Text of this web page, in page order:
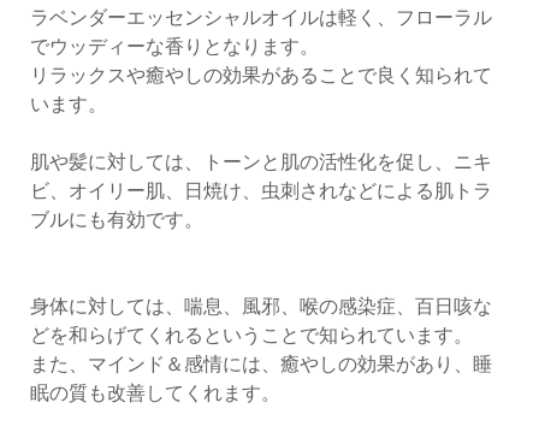
ラベンダーエッセンシャルオイルは軽く、フローラル
でウッディーな香りとなります。
リラックスや癒やしの効果があることで良く知られて
います。
肌や髪に対しては、トーンと肌の活性化を促し、ニキ
ビ、オイリー肌、日焼け、虫刺されなどによる肌トラ
ブルにも有効です。
身体に対しては、喘息、風邪、喉の感染症、百日咳な
どを和らげてくれるということで知られています。
また、マインド＆感情には、癒やしの効果があり、睡
眠の質も改善してくれます。